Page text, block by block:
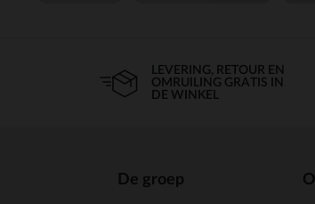
LEVERING, RETOUR EN
OMRUILING GRATIS IN
DE WINKEL
De groep